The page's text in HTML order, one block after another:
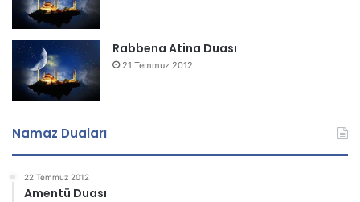
Rabbena Atina Duası
21 Temmuz 2012
Namaz Duaları
22 Temmuz 2012
Amentü Duası